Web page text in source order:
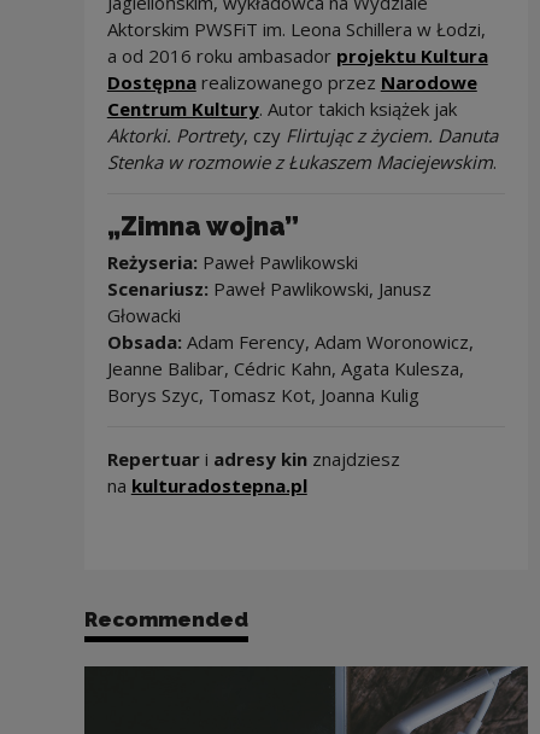
Aktorskim PWSFiT im. Leona Schillera w Łodzi,
a od 2016 roku ambasador projektu Kultura
DostępnaNote, the link will open in a new
realizowanego przez Narodowe
Centrum Kultury. Autor takich książek jak
Aktorki. Portrety, czy Flirtując z życiem. Danuta
Stenka w rozmowie z Łukaszem Maciejewskim.
„Zimna wojna”
Reżyseria: Paweł Pawlikowski
Scenariusz: Paweł Pawlikowski, Janusz
Głowacki
Obsada: Adam Ferency, Adam Woronowicz,
Jeanne Balibar, Cédric Kahn, Agata Kulesza,
Borys Szyc, Tomasz Kot, Joanna Kulig
Repertuar i adresy kinznajdziesz
na kulturadostepna.plNote, the link will open
Recommended